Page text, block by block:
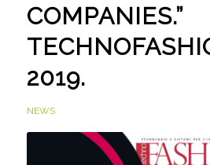
COMPANIES.”
2019.
NEWS